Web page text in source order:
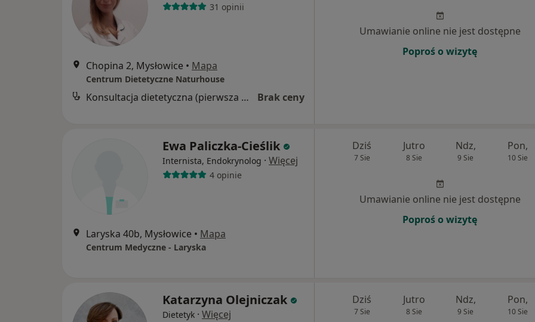
31 opinii
Chopina 2, Mysłowice • Mapa
Centrum Dietetyczne Naturhouse
Konsultacja dietetyczna (pierwsza wizyta) Brak ceny
Umawianie online nie jest dostępne
Poproś o wizytę
Ewa Paliczka-Cieślik
Internista, Endokrynolog · Więcej
4 opinie
Laryska 40b, Mysłowice • Mapa
Centrum Medyczne - Laryska
Dziś
7 Sie
Jutro
8 Sie
Ndz,
9 Sie
Pon,
10 Sie
Umawianie online nie jest dostępne
Poproś o wizytę
Katarzyna Olejniczak
Dietetyk · Więcej
Dziś
7 Sie
Jutro
8 Sie
Ndz,
9 Sie
Pon,
10 Sie